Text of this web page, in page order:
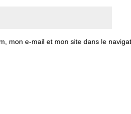
mon e-mail et mon site dans le